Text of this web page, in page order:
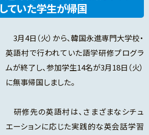
ていた学生が帰国
3月4日（火）から、韓国永進専門大学校・
英語村で行われていた語学研修プログラ
ムが終了し、参加学生14名が3月18日（火）
に無事帰国しました。
研修先の英語村は、さまざまなシチュ
エーションに応じた実践的な英会話学習